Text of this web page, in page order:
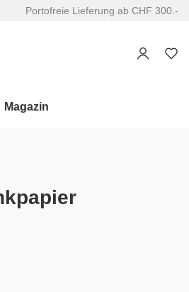
Portofreie Lieferung ab CHF 300.-
Magazin